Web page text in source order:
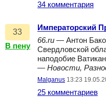
34 комментария
33
В пену
Императорский
66.ru — Антон
Свердловской
наподобие
— Новости,
Malganus 13:23
25 комментариев